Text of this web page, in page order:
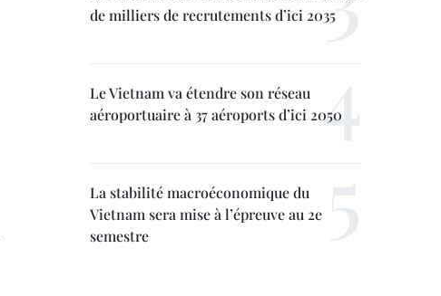
de milliers de recrutements d’ici 2035
Le Vietnam va étendre son réseau
aéroportuaire à 37 aéroports d’ici 2050
La stabilité macroéconomique du
Vietnam sera mise à l’épreuve au 2e
semestre